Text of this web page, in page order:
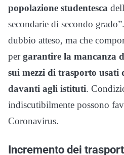
popolazione studentesca
secondarie di secondo
dubbio atteso, ma che
pergarantire la mancanza
sui mezzi di trasporto usati
davanti agli istituti.
indiscutibilmente possono
Coronavirus.
Incremento dei